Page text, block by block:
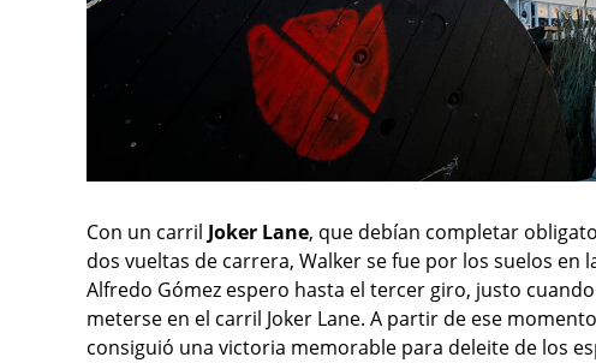
Con un carril Joker Lane, que debían completar
dos vueltas de carrera, Walker se fue por los suelos en
Alfredo Gómez espero hasta el tercer giro, justo
meterse en el carril Joker Lane. A partir de ese
consiguió una victoria memorable para deleite de los